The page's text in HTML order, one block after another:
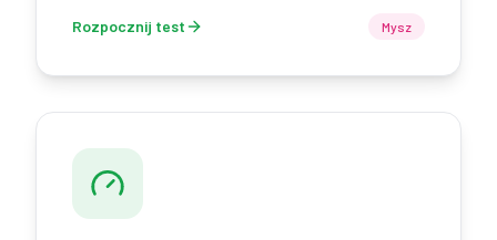
Rozpocznij test Mysz